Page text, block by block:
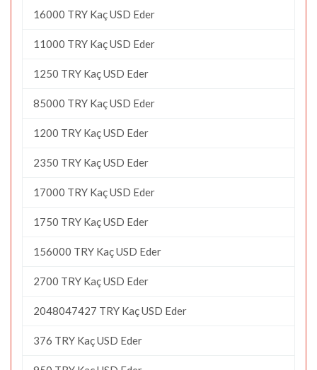
16000 TRY Kaç USD Eder
11000 TRY Kaç USD Eder
1250 TRY Kaç USD Eder
85000 TRY Kaç USD Eder
1200 TRY Kaç USD Eder
2350 TRY Kaç USD Eder
17000 TRY Kaç USD Eder
1750 TRY Kaç USD Eder
156000 TRY Kaç USD Eder
2700 TRY Kaç USD Eder
2048047427 TRY Kaç USD Eder
376 TRY Kaç USD Eder